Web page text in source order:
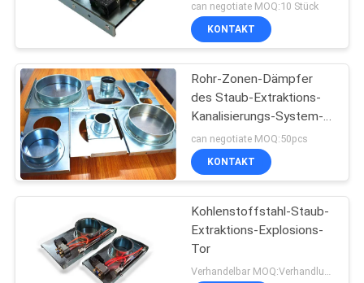
Dämpfer mit einem
Gatter
can negotiate MOQ:10 Stück
KONTAKT
Rohr-Zonen-Dämpfer
des Staub-Extraktions-
Kanalisierungs-System-
300mm
can negotiate MOQ:50pcs
KONTAKT
Kohlenstoffstahl-Staub-
Extraktions-Explosions-
Tor